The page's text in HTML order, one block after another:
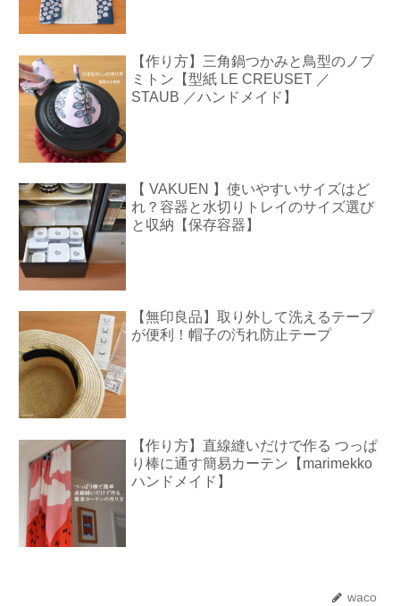
【作り方】三角鍋つかみと鳥型のノブ
ミトン【型紙 LE CREUSET ／
STAUB ／ハンドメイド】
【 VAKUEN 】使いやすいサイズはど
れ？容器と水切りトレイのサイズ選び
と収納【保存容器】
【無印良品】取り外して洗えるテープ
が便利！帽子の汚れ防止テープ
【作り方】直線縫いだけで作る つっぱ
り棒に通す簡易カーテン【marimekko
ハンドメイド】
waco